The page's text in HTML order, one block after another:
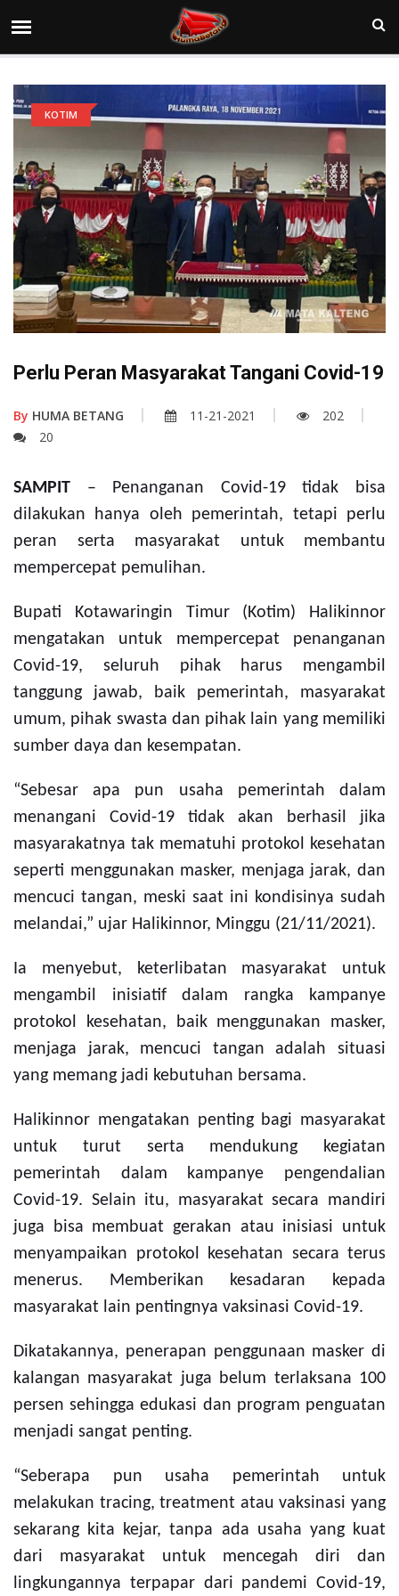
KOTIM
Perlu Peran Masyarakat Tangani Covid-19
By HUMA BETANG 11-21-2021
202
20
SAMPIT – Penanganan Covid-19 tidak bisa
dilakukan hanya oleh pemerintah, tetapi perlu
peran serta masyarakat untuk membantu
mempercepat pemulihan.
Bupati Kotawaringin Timur (Kotim) Halikinnor
mengatakan untuk mempercepat penanganan
Covid-19, seluruh pihak harus mengambil
tanggung jawab, baik pemerintah, masyarakat
umum, pihak swasta dan pihak lain yang memiliki
sumber daya dan kesempatan.
“Sebesar apa pun usaha pemerintah dalam
menangani Covid-19 tidak akan berhasil jika
masyarakatnya tak mematuhi protokol kesehatan
seperti menggunakan masker, menjaga jarak, dan
mencuci tangan, meski saat ini kondisinya sudah
melandai,” ujar Halikinnor, Minggu (21/11/2021).
Ia menyebut, keterlibatan masyarakat untuk
mengambil inisiatif dalam rangka kampanye
protokol kesehatan, baik menggunakan masker,
menjaga jarak, mencuci tangan adalah situasi
yang memang jadi kebutuhan bersama.
Halikinnor mengatakan penting bagi masyarakat
untuk turut serta mendukung kegiatan
pemerintah dalam kampanye pengendalian
Covid-19. Selain itu, masyarakat secara mandiri
juga bisa membuat gerakan atau inisiasi untuk
menyampaikan protokol kesehatan secara terus
menerus. Memberikan kesadaran kepada
masyarakat lain pentingnya vaksinasi Covid-19.
Dikatakannya, penerapan penggunaan masker di
kalangan masyarakat juga belum terlaksana 100
persen sehingga edukasi dan program penguatan
menjadi sangat penting.
“Seberapa pun usaha pemerintah untuk
melakukan tracing, treatment atau vaksinasi yang
sekarang kita kejar, tanpa ada usaha yang kuat
dari masyarakat untuk mencegah diri dan
lingkungannya terpapar dari pandemi Covid-19,